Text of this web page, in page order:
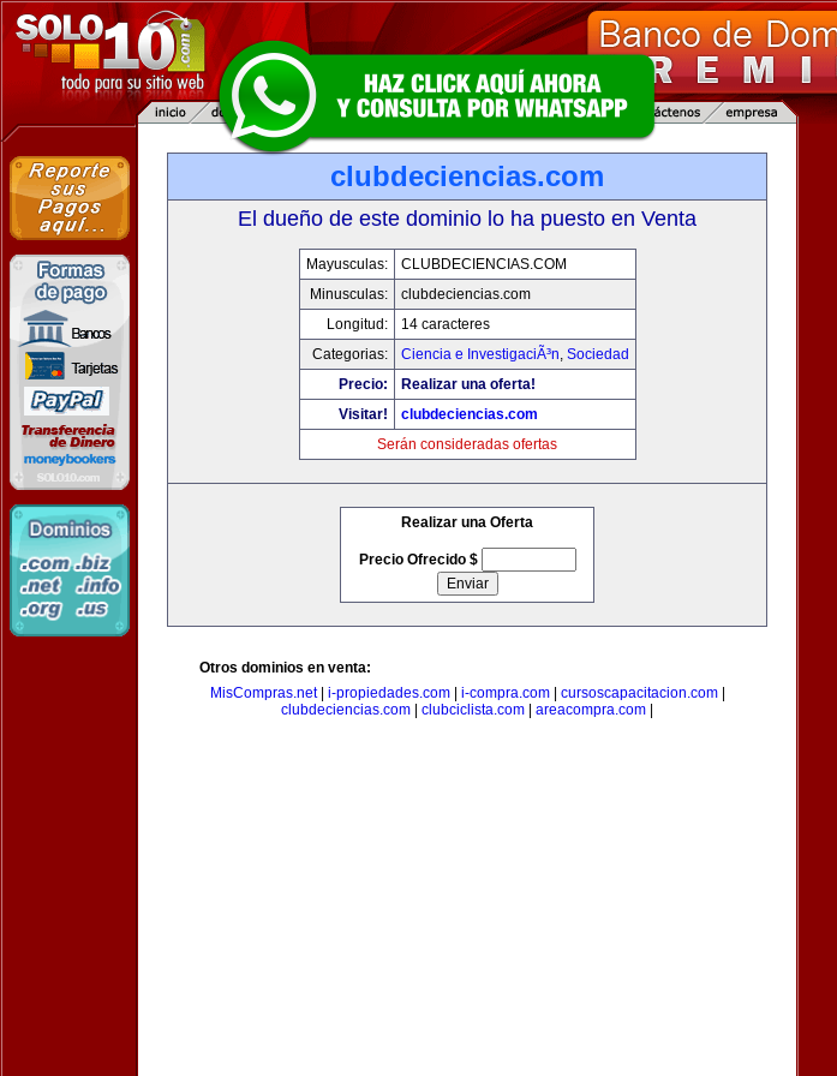
clubdeciencias.com
El dueño de este dominio lo ha puesto en Venta
Mayusculas:
CLUBDECIENCIAS.COM
Minusculas:
clubdeciencias.com
Longitud:
14 caracteres
Categorias:
Ciencia e InvestigaciÃ³n, Sociedad
Precio:
Realizar una oferta!
Visitar!
clubdeciencias.com
Serán consideradas ofertas
Realizar una Oferta
Precio Ofrecido $
Otros dominios en venta:
MisCompras.net| i-propiedades.com| i-compra.com| cursoscapacitacion.com|
clubdeciencias.com
clubciclista.com areacompra.com